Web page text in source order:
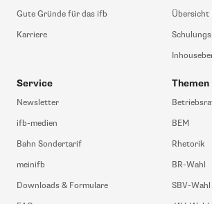
Gute Gründe für das ifb
Karriere
Übersicht
Service
Newsletter
ifb-medien
Bahn Sondertarif
meinifb
Downloads & Formulare
Themen
BEM
Rhetorik
BR-Wahl
SBV-Wahl